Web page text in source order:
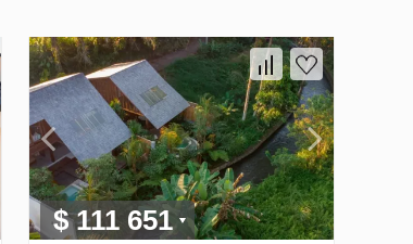
$ 111 651